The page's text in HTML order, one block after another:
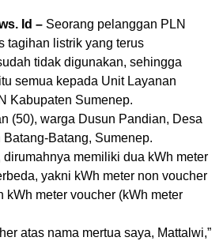
Id – Seorang pelanggan PLN
tagihan listrik yang terus
tidak digunakan, sehingga
semua kepada Unit Layanan
Kabupaten Sumenep.
(50), warga Dusun Pandian, Desa
Batang, Sumenep.
dirumahnya memiliki dua kWh meter
yakni kWh meter non voucher
kWh meter voucher (kWh meter
atas nama mertua saya, Mattalwi,”